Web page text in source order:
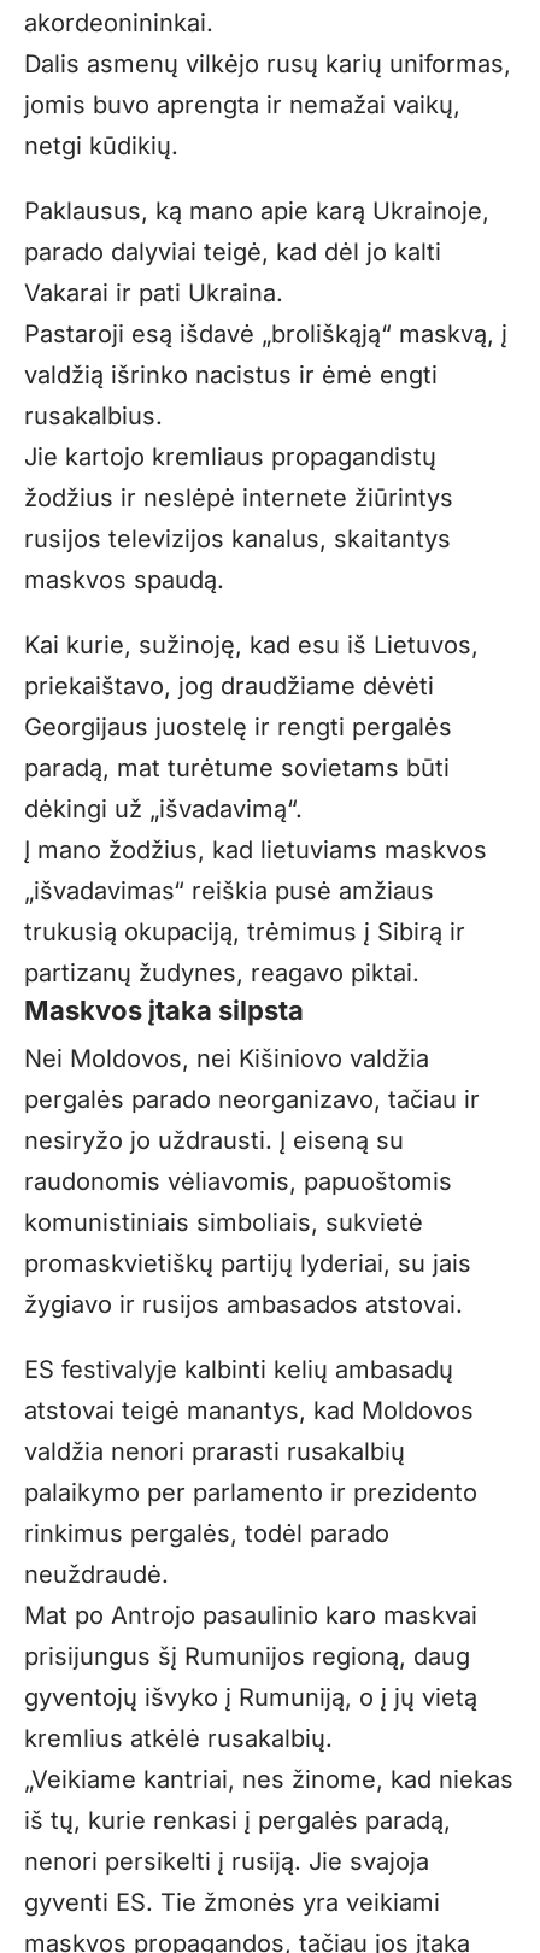
akordeonininkai.
Dalis asmenų vilkėjo rusų karių uniformas,
jomis buvo aprengta ir nemažai vaikų,
netgi kūdikių.
Paklausus, ką mano apie karą Ukrainoje,
parado dalyviai teigė, kad dėl jo kalti
Vakarai ir pati Ukraina.
Pastaroji esą išdavė „broliškąją“ maskvą, į
valdžią išrinko nacistus ir ėmė engti
rusakalbius.
Jie kartojo kremliaus propagandistų
žodžius ir neslėpė internete žiūrintys
rusijos televizijos kanalus, skaitantys
maskvos spaudą.
Kai kurie, sužinoję, kad esu iš Lietuvos,
priekaištavo, jog draudžiame dėvėti
Georgijaus juostelę ir rengti pergalės
paradą, mat turėtume sovietams būti
dėkingi už „išvadavimą“.
Į mano žodžius, kad lietuviams maskvos
„išvadavimas“ reiškia pusė amžiaus
trukusią okupaciją, trėmimus į Sibirą ir
partizanų žudynes, reagavo piktai.
Maskvos įtaka silpsta
Nei Moldovos, nei Kišiniovo valdžia
pergalės parado neorganizavo, tačiau ir
nesiryžo jo uždrausti. Į eiseną su
raudonomis vėliavomis, papuoštomis
komunistiniais simboliais, sukvietė
promaskvietiškų partijų lyderiai, su jais
žygiavo ir rusijos ambasados atstovai.
ES festivalyje kalbinti kelių ambasadų
atstovai teigė manantys, kad Moldovos
valdžia nenori prarasti rusakalbių
palaikymo per parlamento ir prezidento
rinkimus pergalės, todėl parado
neuždraudė.
Mat po Antrojo pasaulinio karo maskvai
prisijungus šį Rumunijos regioną, daug
gyventojų išvyko į Rumuniją, o į jų vietą
kremlius atkėlė rusakalbių.
„Veikiame kantriai, nes žinome, kad niekas
iš tų, kurie renkasi į pergalės paradą,
nenori persikelti į rusiją. Jie svajoja
gyventi ES. Tie žmonės yra veikiami
maskvos propagandos, tačiau jos įtaka